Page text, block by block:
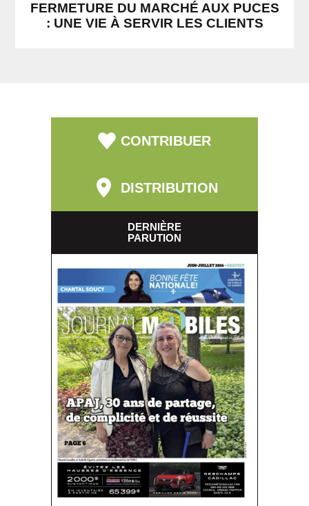
FERMETURE DU MARCHÉ AUX PUCES
: UNE VIE À SERVIR LES CLIENTS
CONTRIBUER
DISTRIBUTION
DERNIÈRE
PARUTION